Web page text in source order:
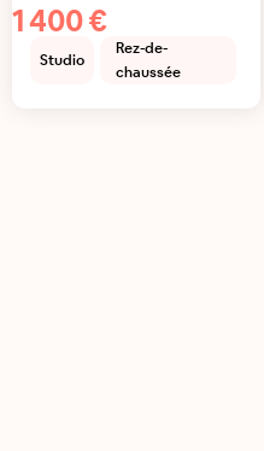
1 400 €
Studio
Rez-de-
chaussée